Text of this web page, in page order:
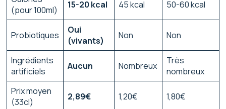
(pour 100ml)
15-20 kcal 45 kcal 50-60 kcal
Probiotiques
Oui
(vivants)
Non Non
Ingrédients
artificiels
Aucun Nombreux
Très
nombreux
Prix moyen
(33cl)
2,89€ 1,20€ 1,80€